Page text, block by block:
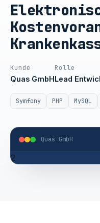
Kunde
Quas GmbH
Rolle
Lead
Symfony PHP MySQL
Quas GmbH
2